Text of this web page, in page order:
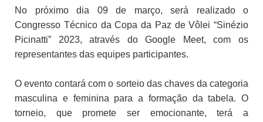
No próximo dia 09 de março, será realizado o
Congresso Técnico da Copa da Paz de Vôlei “Sinézio
Picinatti” 2023, através do Google Meet, com os
representantes das equipes participantes.
O evento contará com o sorteio das chaves da categoria
masculina e feminina para a formação da tabela. O
torneio, que promete ser emocionante, terá a